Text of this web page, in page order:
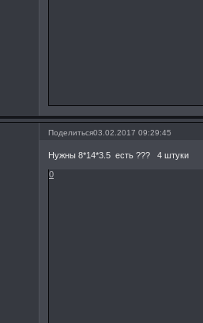
Поделиться03.02.2017 09:29:45
Нужны 8*14*3.5 есть ??? 4 штуки
0